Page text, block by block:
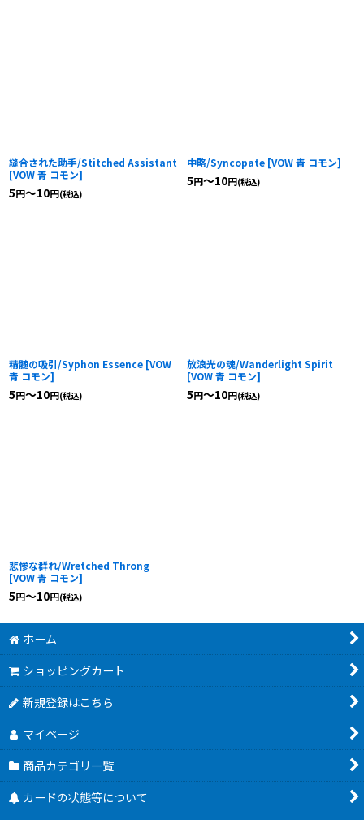
縫合された助手/Stitched Assistant
[VOW 青 コモン]
5円～10円(税込)
中略/Syncopate [VOW 青 コモン]
5円～10円(税込)
精髄の吸引/Syphon Essence [VOW
青 コモン]
5円～10円(税込)
放浪光の魂/Wanderlight Spirit
[VOW 青 コモン]
5円～10円(税込)
悲惨な群れ/Wretched Throng
[VOW 青 コモン]
5円～10円(税込)
ホーム
ショッピングカート
新規登録はこちら
マイページ
商品カテゴリ一覧
カードの状態等について